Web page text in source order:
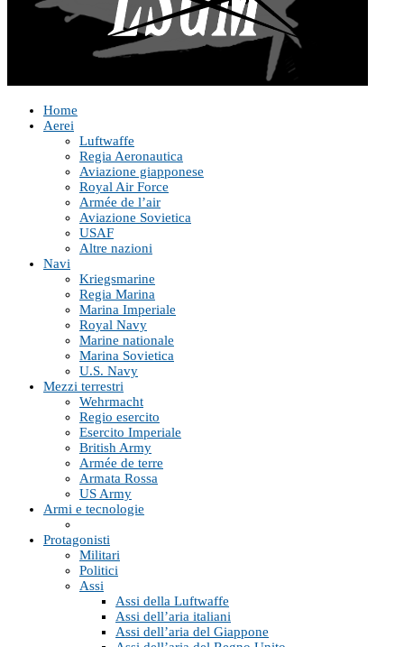
Home
Aerei
Luftwaffe
Regia Aeronautica
Aviazione giapponese
Royal Air Force
Armée de l’air
Aviazione Sovietica
USAF
Altre nazioni
Navi
Kriegsmarine
Regia Marina
Marina Imperiale
Royal Navy
Marine nationale
Marina Sovietica
U.S. Navy
Mezzi terrestri
Wehrmacht
Regio esercito
Esercito Imperiale
British Army
Armée de terre
Armata Rossa
US Army
Armi e tecnologie
Protagonisti
Militari
Politici
Assi
Assi della Luftwaffe
Assi dell’aria italiani
Assi dell’aria del Giappone